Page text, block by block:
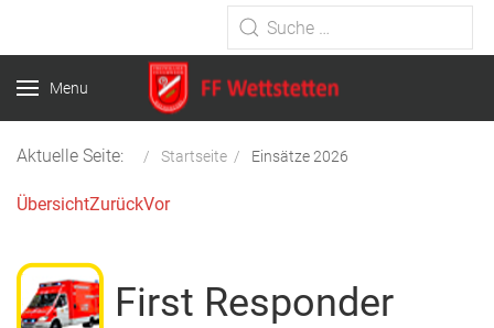
Type 2 or more characters for
results.
Menu
Aktuelle Seite: Startseite Einsätze 2026
ÜbersichtZurückVor
First Responder